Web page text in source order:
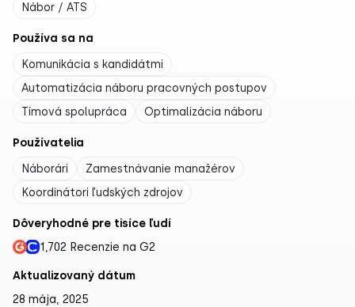
Nábor / ATS
Používa sa na
Komunikácia s kandidátmi
Automatizácia náboru pracovných postupov
Tímová spolupráca
Optimalizácia náboru
Používatelia
Náborári
Zamestnávanie manažérov
Koordinátori ľudských zdrojov
Dôveryhodné pre tisíce ľudí
1,702 Recenzie na G2
Aktualizovaný dátum
28 mája, 2025